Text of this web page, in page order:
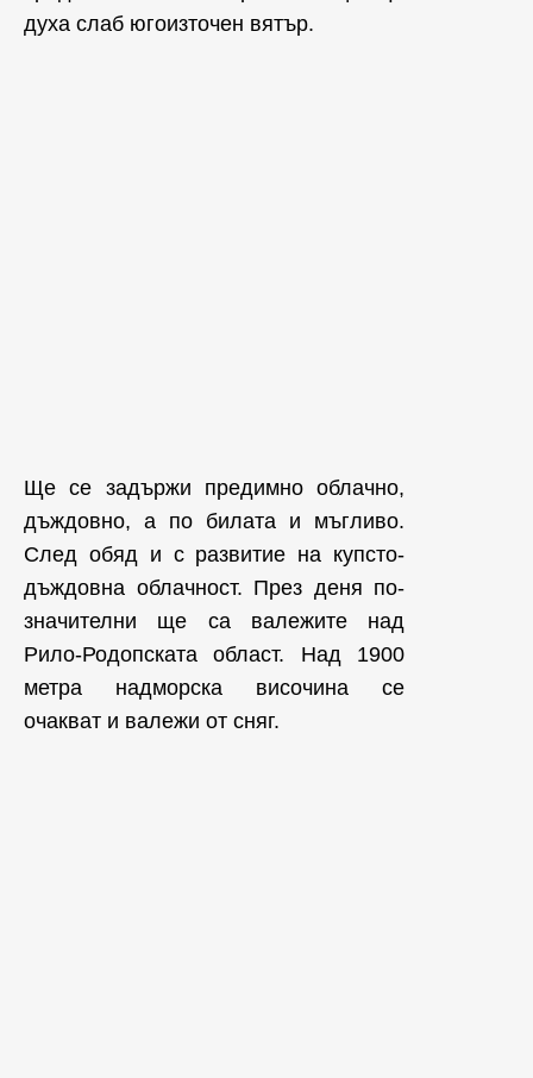
духа слаб югоизточен вятър.
Ще се задържи предимно облачно,
дъждовно, а по билата и мъгливо.
След обяд и с развитие на купсто-
дъждовна облачност. През деня по-
значителни ще са валежите над
Рило-Родопската област. Над 1900
метра надморска височина се
очакват и валежи от сняг.